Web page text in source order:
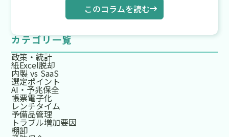
このコラムを読む
カテゴリ一覧
政策・統計
紙Excel脱却
内製 vs SaaS
選定ポイント
AI・予兆保全
帳票電子化
レンチタイム
予備品管理
トラブル増加要因
棚卸